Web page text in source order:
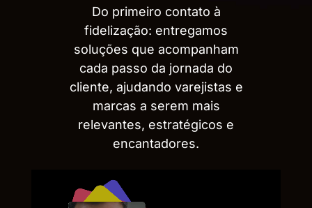
Do primeiro contato à
fidelização: entregamos
soluções que acompanham
cada passo da jornada do
cliente, ajudando varejistas e
marcas a serem mais
relevantes, estratégicos e
encantadores.